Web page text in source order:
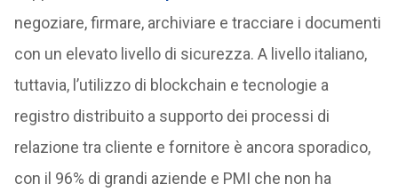
negoziare, firmare, archiviare e tracciare i documenti
con un elevato livello di sicurezza. A livello italiano,
tuttavia, l’utilizzo di blockchain e tecnologie a
registro distribuito a supporto dei processi di
relazione tra cliente e fornitore è ancora sporadico,
con il 96% di grandi aziende e PMI che non ha